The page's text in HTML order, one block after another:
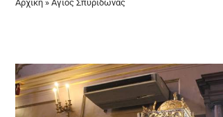
Αρχική » Άγιος Σπυρίδωνας